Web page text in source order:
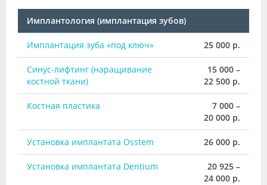
Имплантология (имплантация зубов)
Имплантация зуба «под ключ» 25 000 р.
Синус-лифтинг (наращивание
костной ткани)
15 000 –
22 500 р.
Костная пластика
7 000 –
20 000 р.
Установка имплантата Osstem 26 000 р.
Установка имплантата Dentium
20 925 –
24 000 р.